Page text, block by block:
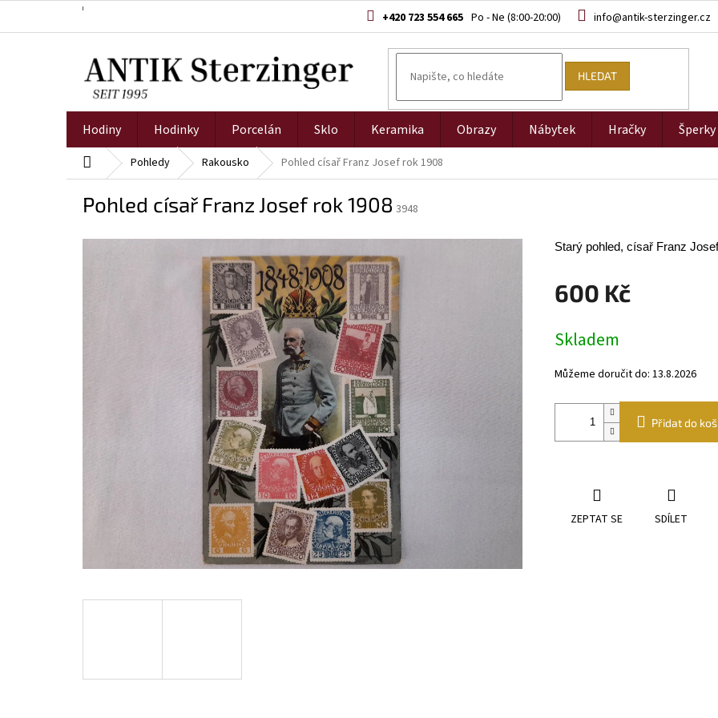
obsah
+420 723 554 665 info@antik-sterzinger.cz
HLEDAT
Hodiny Hodinky Porcelán Sklo Keramika Obrazy Nábytek Hračky Šperky
Domů Pohledy Rakousko Pohled císař Franz Josef rok 1908
Pohled císař Franz Josef rok 1908 3948
600 Kč
cena:
Skladem
Můžeme doručit do: 13.8.2026
Přidat do
Starý pohled, císař Franz
ZEPTAT SE SDÍLET